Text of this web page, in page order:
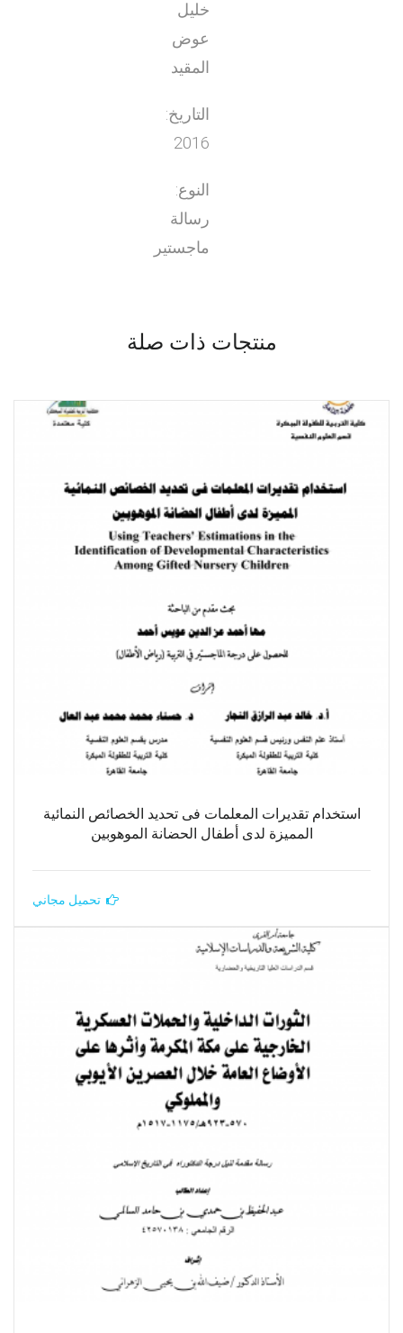
خليل
عوض
المقيد
التاريخ:
2016
النوع:
رسالة
ماجستير
منتجات ذات صلة
استخدام تقديرات المعلمات فى تحديد الخصائص النمائية
المميزة لدى أطفال الحضانة الموهوبين
تحميل مجاني